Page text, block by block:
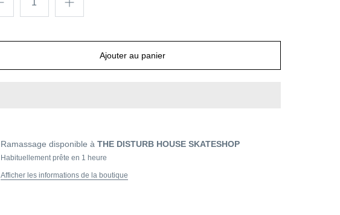
Ajouter au panier
Ramassage disponible à THE DISTURB HOUSE SKATESHOP
Habituellement prête en 1 heure
Afficher les informations de la boutique